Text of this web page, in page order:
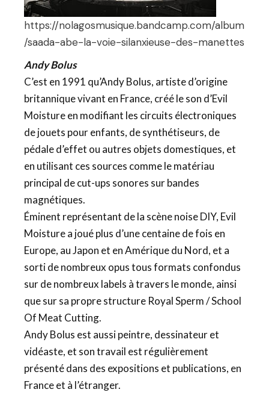
https://nolagosmusique.bandcamp.com/album
/saada-abe-la-voie-silanxieuse-des-manettes
Andy Bolus
C’est en 1991 qu’Andy Bolus, artiste d’origine
britannique vivant en France, créé le son d’Evil
Moisture en modifiant les circuits électroniques
de jouets pour enfants, de synthétiseurs, de
pédale d’effet ou autres objets domestiques, et
en utilisant ces sources comme le matériau
principal de cut-ups sonores sur bandes
magnétiques.
Éminent représentant de la scène noise DIY, Evil
Moisture a joué plus d’une centaine de fois en
Europe, au Japon et en Amérique du Nord, et a
sorti de nombreux opus tous formats confondus
sur de nombreux labels à travers le monde, ainsi
que sur sa propre structure Royal Sperm / School
Of Meat Cutting.
Andy Bolus est aussi peintre, dessinateur et
vidéaste, et son travail est régulièrement
présenté dans des expositions et publications, en
France et à l’étranger.